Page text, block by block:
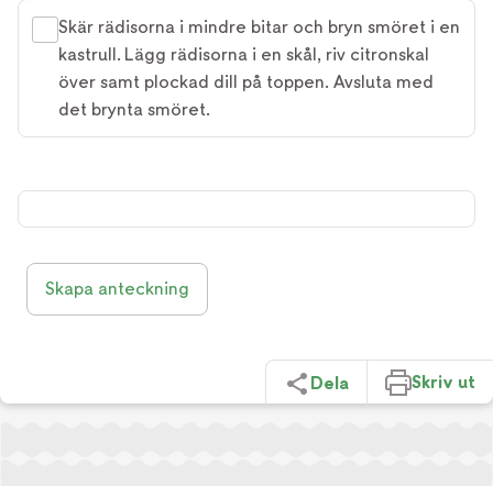
Skär rädisorna i mindre bitar och bryn smöret i en
kastrull. Lägg rädisorna i en skål, riv citronskal
över samt plockad dill på toppen. Avsluta med
det brynta smöret.
Skapa anteckning
Dela Skriv ut